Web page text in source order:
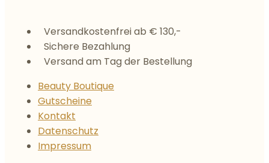
Versandkostenfrei ab € 130,-
Sichere Bezahlung
Versand am Tag der Bestellung
Beauty Boutique
Gutscheine
Kontakt
Datenschutz
Impressum